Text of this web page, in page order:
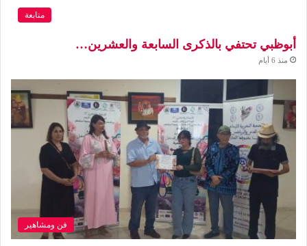
متابعة
أبوظبي تحتفي بالذكرى السابعة والعشرين…
منذ 6 أيام
فن ومشاهير